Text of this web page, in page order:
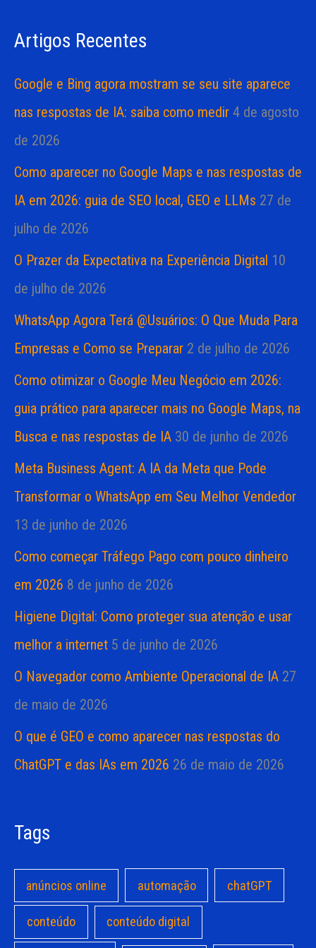
a
r
o
sArtigos Recentes
Google e Bing agora mostram se seu site aparece
nas respostas de IA: saiba como medir 4 de agosto
de 2026
Como aparecer no Google Maps e nas respostas de
IA em 2026: guia de SEO local, GEO e LLMs 27 de
julho de 2026
O Prazer da Expectativa na Experiência Digital 10
de julho de 2026
WhatsApp Agora Terá @Usuários: O Que Muda Para
Empresas e Como se Preparar 2 de julho de 2026
Como otimizar o Google Meu Negócio em 2026:
guia prático para aparecer mais no Google Maps, na
Busca e nas respostas de IA 30 de junho de 2026
Meta Business Agent: A IA da Meta que Pode
Transformar o WhatsApp em Seu Melhor Vendedor
13 de junho de 2026
Como começar Tráfego Pago com pouco dinheiro
em 2026 8 de junho de 2026
Higiene Digital: Como proteger sua atenção e usar
melhor a internet 5 de junho de 2026
O Navegador como Ambiente Operacional de IA 27
de maio de 2026
O que é GEO e como aparecer nas respostas do
ChatGPT e das IAs em 2026 26 de maio de 2026
Tags
anúncios online automação chatGPT
conteúdo conteúdo digital